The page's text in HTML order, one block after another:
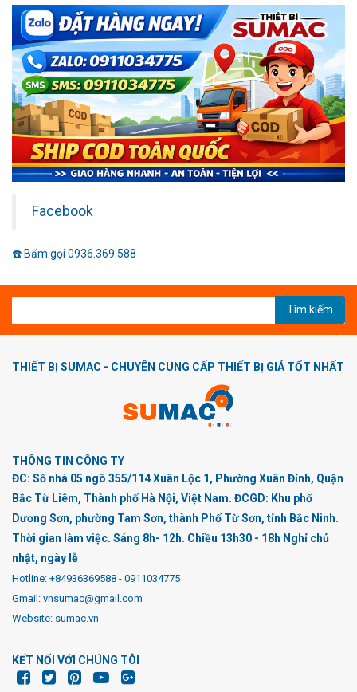
Facebook
☎️ Bấm gọi 0936.369.588
Tìm kiếm
THIẾT BỊ SUMAC - CHUYÊN CUNG CẤP THIẾT BỊ GIÁ TỐT NHẤT
THÔNG TIN CÔNG TY
ĐC: Số nhà 05 ngõ 355/114 Xuân Lộc 1, Phường Xuân Đỉnh, Quận
Bắc Từ Liêm, Thành phố Hà Nội, Việt Nam. ĐCGD: Khu phố
Dương Sơn, phường Tam Sơn, thành Phố Từ Sơn, tỉnh Bắc Ninh.
Thời gian làm việc. Sáng 8h- 12h. Chiều 13h30 - 18h Nghỉ chủ
nhật, ngày lễ
Hotline: +84936369588 - 0911034775
Gmail: vnsumac@gmail.com
Website: sumac.vn
KẾT NỐI VỚI CHÚNG TÔI